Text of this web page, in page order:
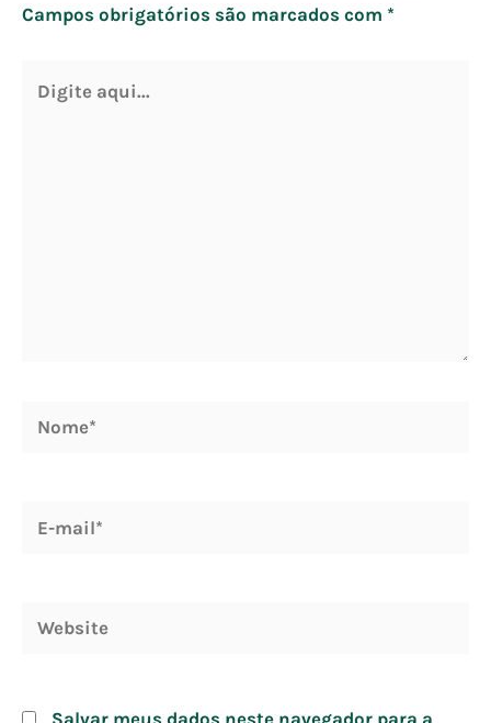
Campos obrigatórios são marcados com *
aqui...
Nome*
Website